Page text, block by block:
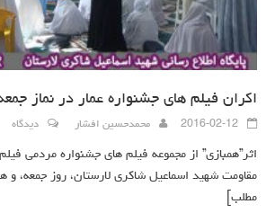
اکران فیلم های جشنواره عمار در نماز
2016-02-12 محمدحسین افشار دیدگاه
اثر”همبازی” از مجموعه فیلم های جشنواره مردمی
مقاومت شهید اسماعیل شاکری لارستان، روز جمعه، و
مطلب]